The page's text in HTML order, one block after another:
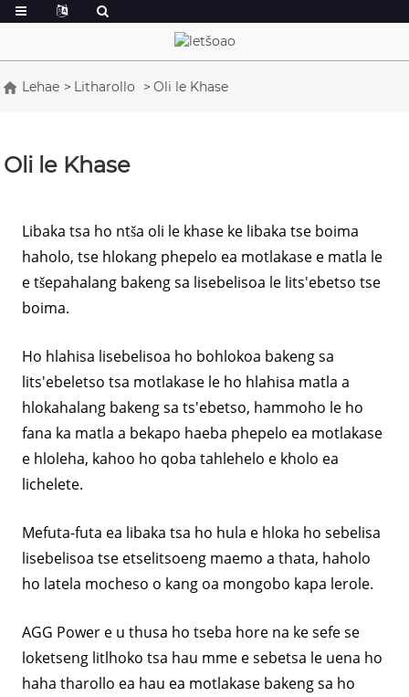
Lehae Litharollo Oli le Khase
Oli le Khase
Libaka tsa ho ntša oli le khase ke libaka tse boima
haholo, tse hlokang phepelo ea motlakase e matla le
e tšepahalang bakeng sa lisebelisoa le lits'ebetso tse
boima.
Ho hlahisa lisebelisoa ho bohlokoa bakeng sa
lits'ebeletso tsa motlakase le ho hlahisa matla a
hlokahalang bakeng sa ts'ebetso, hammoho le ho
fana ka matla a bekapo haeba phepelo ea motlakase
e hloleha, kahoo ho qoba tahlehelo e kholo ea
lichelete.
Mefuta-futa ea libaka tsa ho hula e hloka ho sebelisa
lisebelisoa tse etselitsoeng maemo a thata, haholo
ho latela mocheso o kang oa mongobo kapa lerole.
AGG Power e u thusa ho tseba hore na ke sefe se
loketseng litlhoko tsa hau mme e sebetsa le uena ho
haha ​​​​tharollo ea hau ea motlakase bakeng sa ho